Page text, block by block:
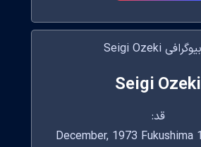
Seigi Ozeki
قد:
سال تولد : 17 December, 1973 Fukushima